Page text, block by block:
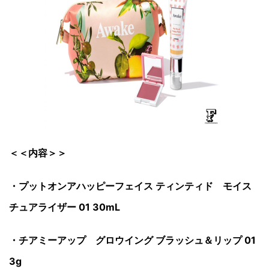
＜＜内容＞＞
・プットオンアハッピーフェイス ティンティド モイス
チュアライザー 01 30mL
・チアミーアップ グロウイング ブラッシュ＆リップ 01
3g